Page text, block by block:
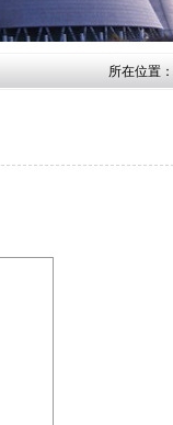
所在位置：